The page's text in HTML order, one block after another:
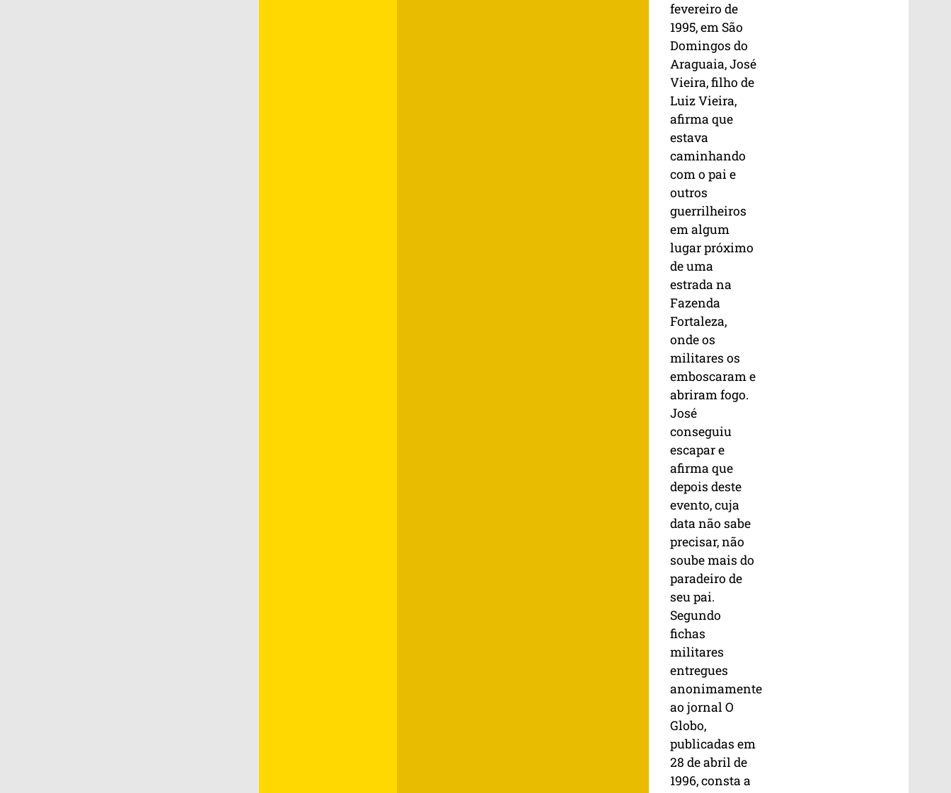
fevereiro de
1995, em São
Domingos do
Araguaia, José
Vieira, filho de
Luiz Vieira,
afirma que
estava
caminhando
com o pai e
outros
guerrilheiros
em algum
lugar próximo
de uma
estrada na
Fazenda
Fortaleza,
onde os
militares os
emboscaram e
abriram fogo.
José
conseguiu
escapar e
afirma que
depois deste
evento, cuja
data não sabe
precisar, não
soube mais do
paradeiro de
seu pai.
Segundo
fichas
militares
entregues
anonimamente
ao jornal O
Globo,
publicadas em
28 de abril de
1996, consta a